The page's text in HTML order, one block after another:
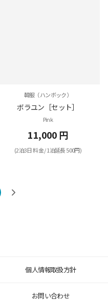
韓服（ハンボック）
ボラユン［セット］
Pink
11,000 円
(2泊3日 料金 / 1泊延長 500円)
個人情報取扱方針
お問い合わせ